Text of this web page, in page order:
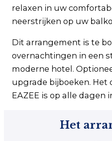
relaxen in uw
neerstrijken op uw
Dit arrangement is te
overnachtingen in een
moderne hotel.
upgrade bijboeken. Het
EAZEE is op alle dagen
Het